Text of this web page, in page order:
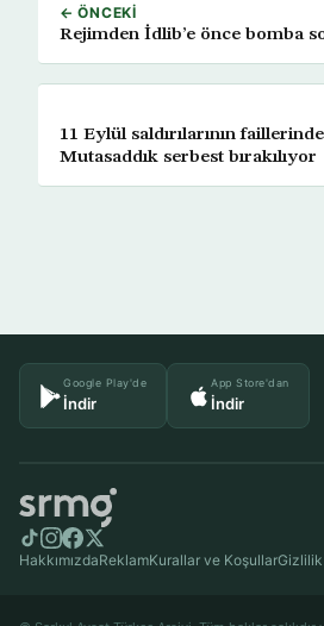
← ÖNCEKI
Rejimden İdlib’e önce bomba
11 Eylül saldırılarının
Mutasaddık serbest bırakılıyor
Google Play'de
İndir
App Store'dan
İndir
HakkımızdaReklamKurallar ve KoşullarGizlilik